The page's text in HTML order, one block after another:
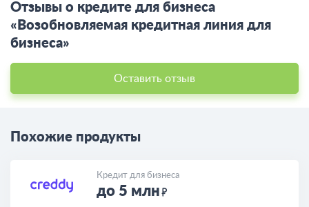
Отзывы о кредите для бизнеса
«Возобновляемая кредитная линия для
бизнеса»
Оставить отзыв
Похожие продукты
Кредит для бизнеса
до 5 млн